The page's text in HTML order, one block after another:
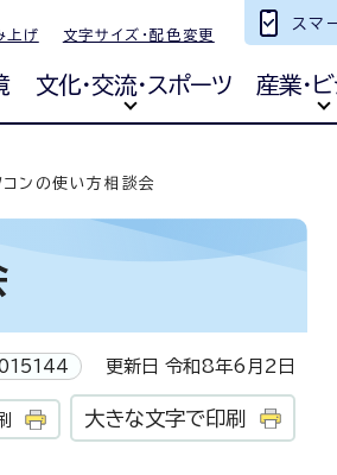
上げ 文字サイズ・配色変更
スマ
文化・交流・スポーツ 産業・
コンの使い方相談会
更新日 令和8年6月2日
大きな文字で印刷